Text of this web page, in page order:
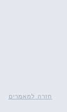
חזרה למאמרים